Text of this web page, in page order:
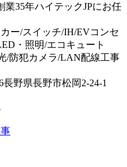
35年ハイテックJPにお任
ー/スイッチ/IH/EVコンセ
・照明/エコキュート
/防犯カメラ/LAN配線工事
野県長野市松岡2-24-1